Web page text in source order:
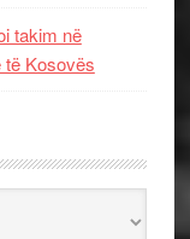
takim në
të Kosovës